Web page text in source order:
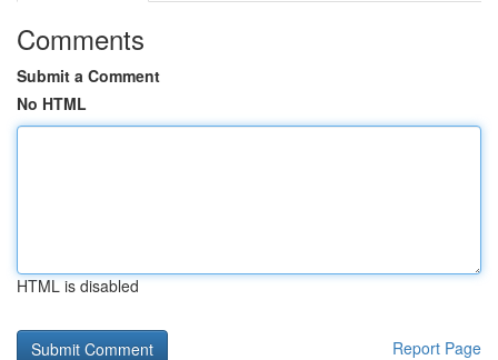
Comments
Submit a Comment
No HTML
HTML is disabled
Report Page